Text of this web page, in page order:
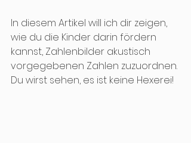
In diesem Artikel will ich dir zeigen,
wie du die Kinder darin fördern
kannst, Zahlenbilder akustisch
vorgegebenen Zahlen zuzuordnen.
Du wirst sehen, es ist keine Hexerei!